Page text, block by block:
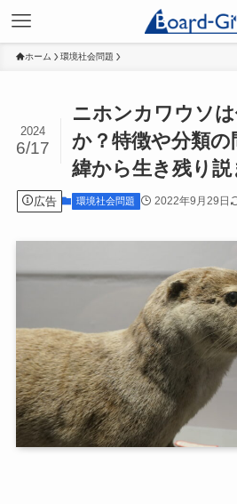
ホーム 環境社会問題
ニホンカワウソ
か？特徴や分類
緯から生き残り説
2024
6/17
広告 環境社会問題 2022年9月29日